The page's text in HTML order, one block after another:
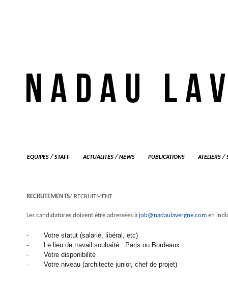
EQUIPES / STAFF ACTUALITES / NEWS PUBLICATIONS ATELIERS /
RECRUTEMENTS/ RECRUITMENT
Les candidatures doivent être adressées à job@nadaulavergne.com en
-
Votre statut (salarié, libéral, etc)
-
Le lieu de travail souhaité : Paris ou Bordeaux
-
Votre disponibilité
-
Votre niveau (architecte junior, chef de projet)